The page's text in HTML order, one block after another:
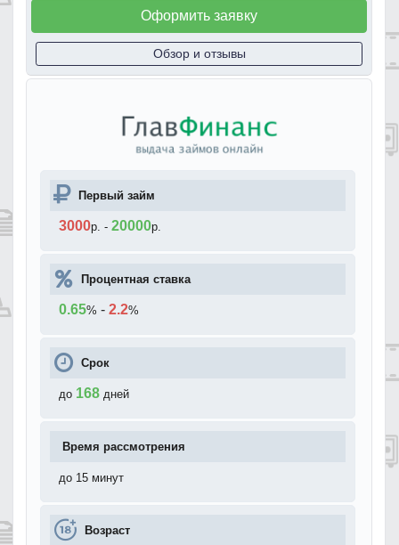
Оформить заявку
Обзор и отзывы
Первый займ
3000р. - 20000р.
Процентная ставка
0.65% - 2.2%
Срок
до 168 дней
Время рассмотрения
до 15 минут
Возраст